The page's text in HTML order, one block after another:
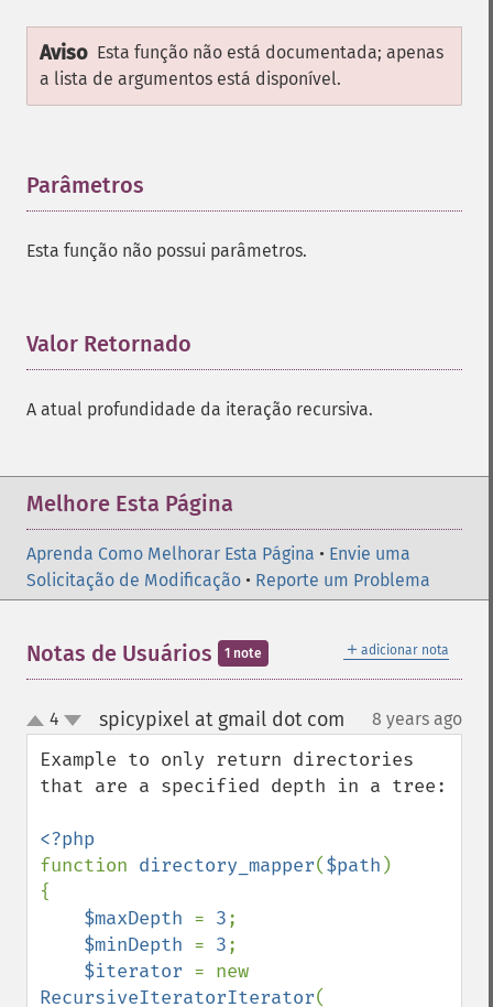
Aviso Esta função não está documentada; apenas
a lista de argumentos está disponível.
Parâmetros
Esta função não possui parâmetros.
Valor Retornado
A atual profundidade da iteração recursiva.
Melhore Esta Página
Aprenda Como Melhorar Esta Página • Envie uma
Solicitação de Modificação • Reporte um Problema
＋ adicionar nota
Notas de Usuários 1 note
up
down
4 spicypixel at gmail dot com 8 years ago
Example to only return directories
that are a specified depth in a tree:
function directory_mapper($path )
{
$maxDepth = 3;
$minDepth = 3;
$iterator
RecursiveIteratorIterator(